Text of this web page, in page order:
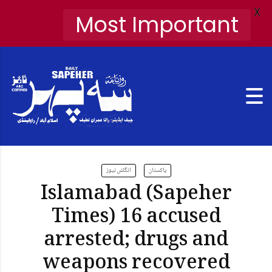
انگلش نیوز پاکستان
Islamabad (Sapeher
Times) 16 accused
arrested; drugs and
weapons recovered
Most Important X